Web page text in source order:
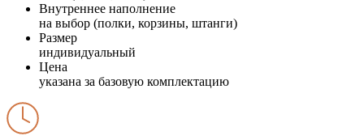
Внутреннее наполнение
на выбор (полки, корзины, штанги)
Размер
индивидуальный
Цена
указана за базовую комплектацию